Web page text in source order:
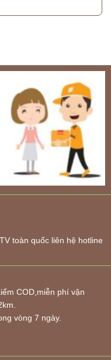
toàn quốc liên hệ hotline
COD,miễn phí vận
vòng 7 ngày.